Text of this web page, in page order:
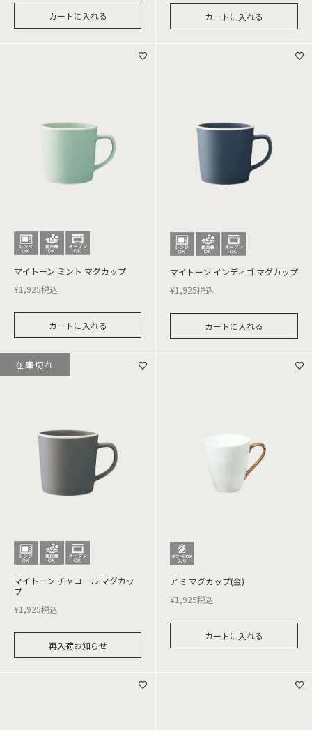
カートに入れる カートに入れる
マイトーン ミント マグカップ
¥1,925税込
カートに入れる
マイトーン インディゴ マグカップ
¥1,925税込
カートに入れる
マイトーン チャコール マグカッ
プ
¥1,925税込
再入荷お知らせ
在庫切れ
アミ マグカップ(金)
¥1,925税込
カートに入れる